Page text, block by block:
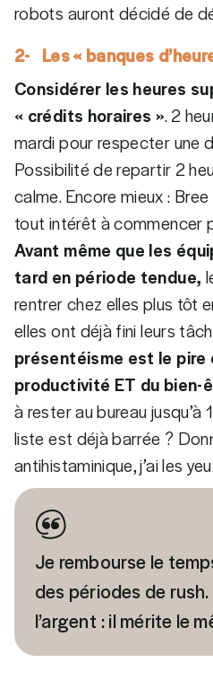
robots auront décidé de
2- Les « banques
Considérer les heures
« crédits horaires ». 2
mardi pour respecter une
Possibilité de repartir 2
calme. Encore mieux :
tout intérêt à commencer
Avant même que les
tard en période tendue,
rentrer chez elles plus tôt
elles ont déjà fini leurs
présentéisme est le pire
productivité ET du bien-
à rester au bureau jusqu’à
liste est déjà barrée ?
antihistaminique, j’ai les
Je rembourse le
des périodes de
l’argent : il mérite le